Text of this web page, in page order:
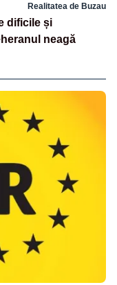
Realitatea de Buzau
dificile și
neagă